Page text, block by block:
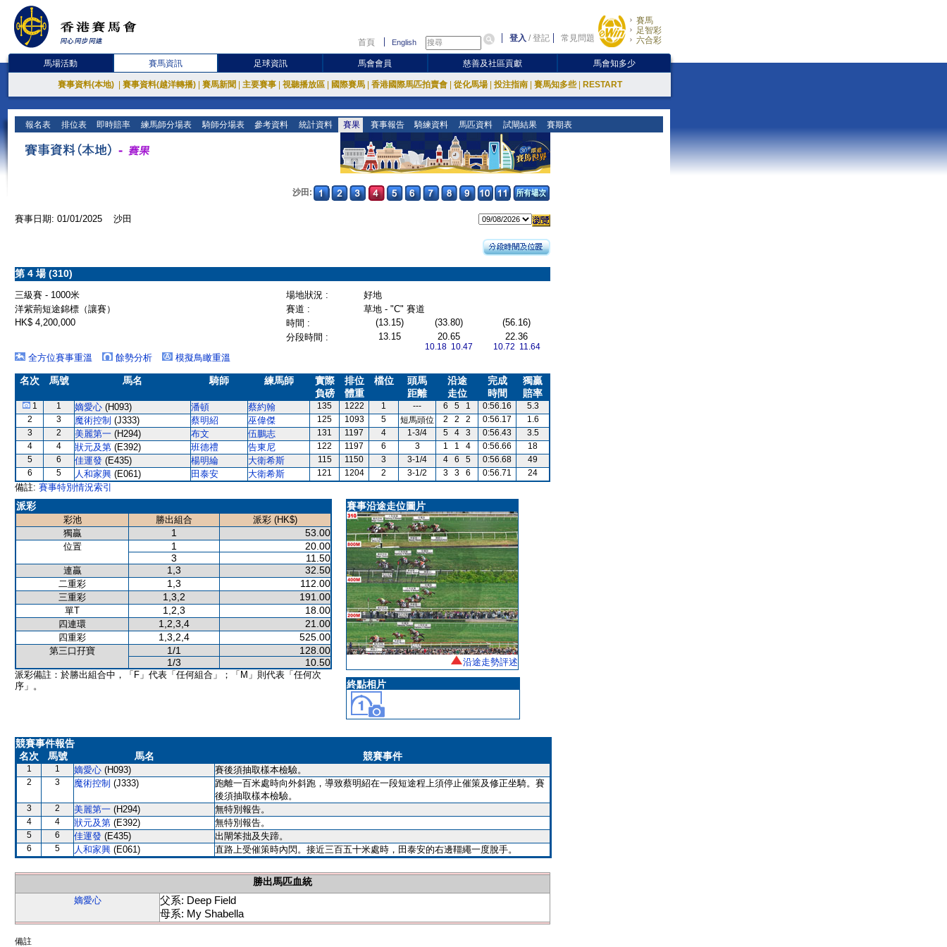
首頁 English 登入 /登記 常見問題
賽馬
足智彩
六合彩
馬場活動 賽馬資訊 足球資訊 馬會會員 慈善及社區貢獻 馬會知多少
賽事資料(本地) 賽事資料(越洋轉播) 賽馬新聞 主要賽事 視聽播放區 國際賽馬 香港國際馬匹拍賣會 從化馬場 投注指南 賽馬知多些 RESTART
報名表 排位表 即時賠率 練馬師分場表 騎師分場表 參考資料 統計資料 賽果 賽事報告 騎練資料 馬匹資料 試閘結果 賽期表
沙田:
賽事日期: 01/01/2025 沙田
第 4 場 (310)
三級賽 - 1000米 場地狀況 :
好地
洋紫荊短途錦標（讓賽）
賽道 :
草地 - "C" 賽道
HK$ 4,200,000
時間 : (13.15) (33.80)
(56.16)
分段時間 :
13.15 20.65
10.18 10.47
22.36
10.72 11.64
全方位賽事重溫 餘勢分析 模擬鳥瞰重溫
名次 馬號 馬名 騎師 練馬師
實際
負磅
排位
體重
檔位
頭馬
距離
沿途
走位
完成
時間
獨贏
賠率
1 1 嫡愛心 (H093) 潘頓 蔡約翰 135 1222 1 --- 6 5 1 0:56.16
5.3
2
3 魔術控制 (J333) 蔡明紹 巫偉傑 125 1093 5 短馬頭位 2 2 2 0:56.17
1.6
3
2 美麗第一 (H294) 布文 伍鵬志 131 1197 4 1-3/4 5 4 3 0:56.43
3.5
4
4 狀元及第 (E392) 班德禮 告東尼 122 1197 6 3 1 1 4 0:56.66
18
5
6 佳運發 (E435) 楊明綸 大衛希斯 115 1150 3 3-1/4 4 6 5 0:56.68
49
6
5 人和家興 (E061) 田泰安 大衛希斯 121 1204 2 3-1/2 3 3 6 0:56.71 24
備註: 賽事特別情況索引
派彩
彩池 勝出組合
派彩 (HK$)
獨贏
1 53.00
位置 1
20.00
3
11.50
連贏 1,3 32.50
二重彩 1,3 112.00
三重彩 1,3,2 191.00
單T 1,2,3 18.00
四連環 1,2,3,4 21.00
四重彩 1,3,2,4 525.00
第三口孖寶 1/1
128.00
1/3
10.50
派彩備註：於勝出組合中，「F」代表「任何組合」；「M」則代表「任何次
序」。
賽事沿途走位圖片
沿途走勢評述
終點相片
競賽事件報告
名次
馬號 馬名 競賽事件
1 1 嫡愛心 (H093) 賽後須抽取樣本檢驗。
2 3 魔術控制 (J333)
跑離一百米處時向外斜跑，導致蔡明紹在一段短途程上須停止催策及修正坐騎。賽
後須抽取樣本檢驗。
3 2 美麗第一 (H294) 無特別報告。
4 4 狀元及第 (E392) 無特別報告。
5 6 佳運發 (E435) 出閘笨拙及失蹄。
6 5 人和家興 (E061) 直路上受催策時內閃。接近三百五十米處時，田泰安的右邊韁繩一度脫手。
勝出馬匹血統
嫡愛心
父系: Deep Field
母系: My Shabella
備註